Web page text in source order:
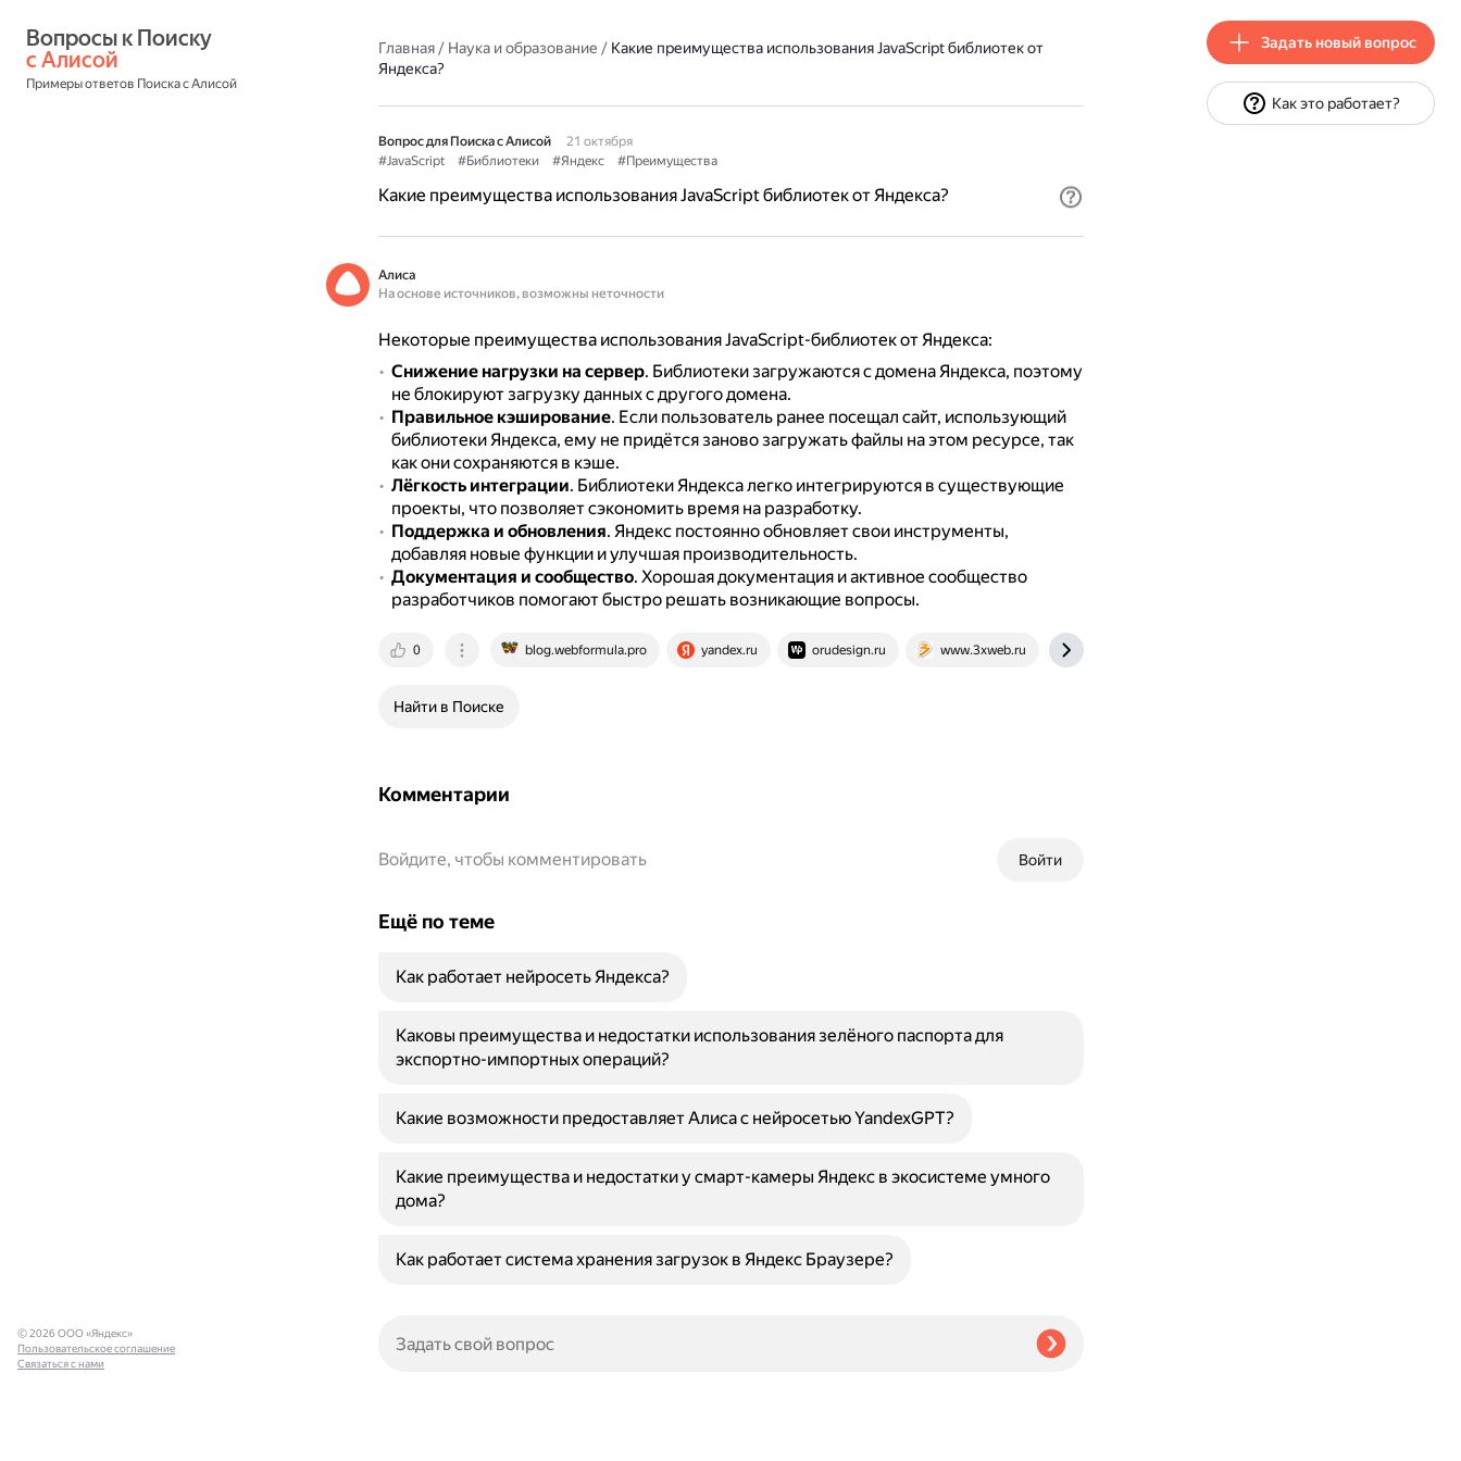
с Алисой
Примеры ответов Поиска с Алисой
Главная/ Наука и образование / Какие преимущества использования JavaScript библиотек от
Яндекса?
Вопрос для Поиска с Алисой
21 октября
#JavaScript
#Библиотеки #Яндекс #Преимущества
Какие преимущества использования JavaScript библиотек от Яндекса?
Алиса
На основе источников, возможны неточности
Некоторые преимущества использования JavaScript-библиотек от Яндекса:
Снижение нагрузки на сервер. Библиотеки загружаются с домена Яндекса, поэтому
не блокируют загрузку данных с другого домена.
Правильное кэширование. Если пользователь ранее посещал сайт, использующий
библиотеки Яндекса, ему не придётся заново загружать файлы на этом ресурсе, так
как они сохраняются в кэше.
Лёгкость интеграции. Библиотеки Яндекса легко интегрируются в существующие
проекты, что позволяет сэкономить время на разработку.
Поддержка и обновления. Яндекс постоянно обновляет свои инструменты,
добавляя новые функции и улучшая производительность.
Документация и сообщество. Хорошая документация и активное сообщество
разработчиков помогают быстро решать возникающие вопросы.
0 blog.webformula.pro yandex.ru orudesign.ru www.3xweb.ru
Найти в Поиске
Комментарии
Войти
Войдите, чтобы комментировать
Ещё по теме
Как работает нейросеть Яндекса?
Каковы преимущества и недостатки использования зелёного паспорта для
экспортно-импортных операций?
Какие возможности предоставляет Алиса с нейросетью YandexGPT?
Какие преимущества и недостатки у смарт-камеры Яндекс в экосистеме умного
дома?
Как работает система хранения загрузок в Яндекс Браузере?
© 2026 ООО «Яндекс»
Пользовательское соглашение
Связаться с нами
Задать новый вопрос
Как это работает?